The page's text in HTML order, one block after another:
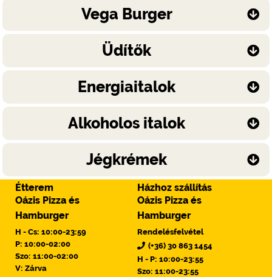
Vega Burger
Üdítők
Energiaitalok
Alkoholos italok
Jégkrémek
Étterem
Oázis Pizza és
Hamburger
H - Cs: 10:00-23:59
P: 10:00-02:00
Szo: 11:00-02:00
V: Zárva
Házhoz szállítás
Oázis Pizza és
Hamburger
Rendelésfelvétel
(+36) 30 863 1454
H - P: 10:00-23:55
Szo: 11:00-23:55